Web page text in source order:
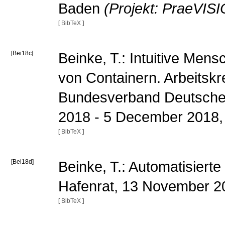
Baden (Projekt:
[ BibTeX ]
[Bei18c]
Beinke, T.: Intuitive
von Containern.
Bundesverband
2018 - 5 December
[ BibTeX ]
[Bei18d]
Beinke, T.:
Hafenrat, 13 November
[ BibTeX ]